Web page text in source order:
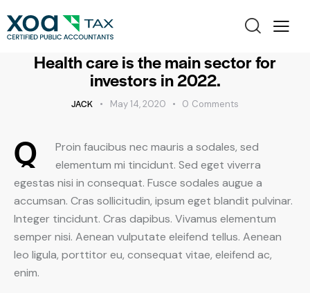
Health care is the main sector for
investors in 2022.
JACK May 14, 2020 0 Comments
Q
Proin faucibus nec mauris a sodales, sed
elementum mi tincidunt. Sed eget viverra
egestas nisi in consequat. Fusce sodales augue a
accumsan. Cras sollicitudin, ipsum eget blandit pulvinar.
Integer tincidunt. Cras dapibus. Vivamus elementum
semper nisi. Aenean vulputate eleifend tellus. Aenean
leo ligula, porttitor eu, consequat vitae, eleifend ac,
enim.